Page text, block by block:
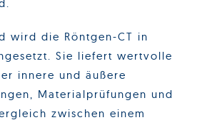
wird die Röntgen-CT in
Sie liefert wertvolle
innere und äußere
Materialprüfungen und
zwischen einem